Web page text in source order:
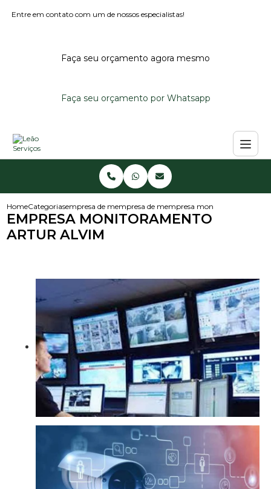
Entre em contato com um de nossos especialistas!
Faça seu orçamento agora mesmo
Faça seu orçamento por Whatsapp
HomeCategoriasempresa de monitoramentoempresa de monitoramento de alarmes
empresa monitoramento
EMPRESA MONITORAMENTO
ARTUR ALVIM